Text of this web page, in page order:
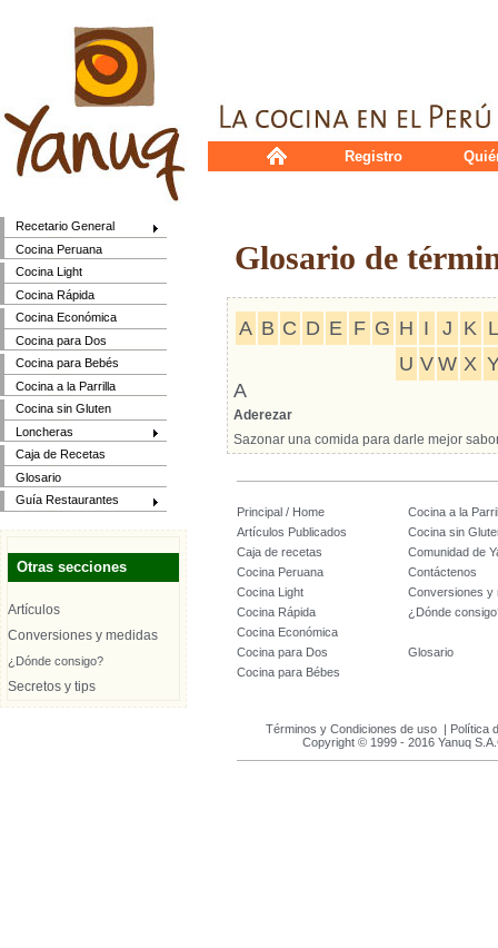
Recetario General
Cocina Peruana
Cocina Light
Cocina Rápida
Cocina Económica
Cocina para Dos
Cocina para Bebés
Cocina a la Parrilla
Cocina sin Gluten
Loncheras
Caja de Recetas
Glosario
Guía Restaurantes
Otras secciones
Artículos
Conversiones y medidas
¿Dónde consigo?
Secretos y tips
Registro
Glosario de
A B C D E F G H I J K L
U V W X
A
Aderezar
Sazonar una comida para darle mejor
Principal / Home
Cocina a la
Artículos Publicados
Cocina sin
Caja de recetas
Comunidad de
Cocina Peruana
Contáctenos
Cocina Light
Conversiones y
Cocina Rápida
¿Dónde
Cocina Económica
Cocina para Dos
Glosario
Cocina para Bébes
Términos y Condiciones de uso| Política
Copyright © 1999 - 2016 Yanuq